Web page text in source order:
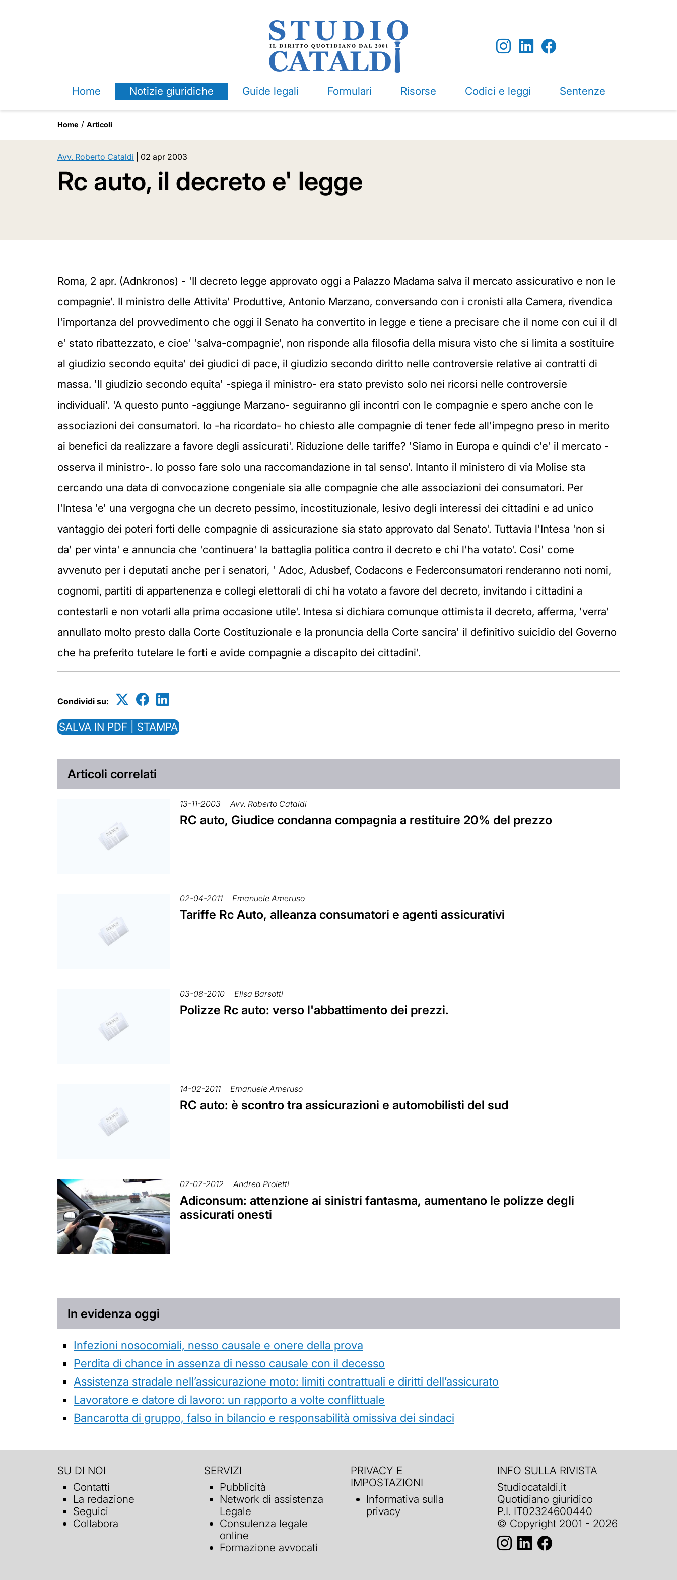
Home Notizie giuridiche Guide legali Formulari Risorse Codici e leggi Sentenze
Home Articoli
Avv. Roberto Cataldi 02 apr 2003
Rc auto, il decreto e' legge
Roma, 2 apr. (Adnkronos) - 'Il decreto legge approvato oggi a Palazzo Madama salva il mercato assicurativo e non le
compagnie'. Il ministro delle Attivita' Produttive, Antonio Marzano, conversando con i cronisti alla Camera, rivendica
l'importanza del provvedimento che oggi il Senato ha convertito in legge e tiene a precisare che il nome con cui il dl
e' stato ribattezzato, e cioe' 'salva-compagnie', non risponde alla filosofia della misura visto che si limita a sostituire
al giudizio secondo equita' dei giudici di pace, il giudizio secondo diritto nelle controversie relative ai contratti di
massa. 'Il giudizio secondo equita' -spiega il ministro- era stato previsto solo nei ricorsi nelle controversie
individuali'. 'A questo punto -aggiunge Marzano- seguiranno gli incontri con le compagnie e spero anche con le
associazioni dei consumatori. Io -ha ricordato- ho chiesto alle compagnie di tener fede all'impegno preso in merito
ai benefici da realizzare a favore degli assicurati'. Riduzione delle tariffe? 'Siamo in Europa e quindi c'e' il mercato -
osserva il ministro-. Io posso fare solo una raccomandazione in tal senso'. Intanto il ministero di via Molise sta
cercando una data di convocazione congeniale sia alle compagnie che alle associazioni dei consumatori. Per
l'Intesa 'e' una vergogna che un decreto pessimo, incostituzionale, lesivo degli interessi dei cittadini e ad unico
vantaggio dei poteri forti delle compagnie di assicurazione sia stato approvato dal Senato'. Tuttavia l'Intesa 'non si
da' per vinta' e annuncia che 'continuera' la battaglia politica contro il decreto e chi l'ha votato'. Cosi' come
avvenuto per i deputati anche per i senatori, ' Adoc, Adusbef, Codacons e Federconsumatori renderanno noti nomi,
cognomi, partiti di appartenenza e collegi elettorali di chi ha votato a favore del decreto, invitando i cittadini a
contestarli e non votarli alla prima occasione utile'. Intesa si dichiara comunque ottimista il decreto, afferma, 'verra'
annullato molto presto dalla Corte Costituzionale e la pronuncia della Corte sancira' il definitivo suicidio del Governo
che ha preferito tutelare le forti e avide compagnie a discapito dei cittadini'.
Condividi su:
SALVA IN PDF | STAMPA
Articoli correlati
13-11-2003 Avv. Roberto Cataldi
RC auto, Giudice condanna compagnia a restituire 20% del prezzo
02-04-2011 Emanuele Ameruso
Tariffe Rc Auto, alleanza consumatori e agenti assicurativi
03-08-2010 Elisa Barsotti
Polizze Rc auto: verso l'abbattimento dei prezzi.
14-02-2011 Emanuele Ameruso
RC auto: è scontro tra assicurazioni e automobilisti del sud
07-07-2012 Andrea Proietti
Adiconsum: attenzione ai sinistri fantasma, aumentano le polizze degli
assicurati onesti
In evidenza oggi
Infezioni nosocomiali, nesso causale e onere della prova
Perdita di chance in assenza di nesso causale con il decesso
Assistenza stradale nell’assicurazione moto: limiti contrattuali e diritti dell’assicurato
Lavoratore e datore di lavoro: un rapporto a volte conflittuale
Bancarotta di gruppo, falso in bilancio e responsabilità omissiva dei sindaci
SU DI NOI
Contatti
La redazione
Seguici
Collabora
SERVIZI
Pubblicità
Network di assistenza
Legale
Consulenza legale
online
Formazione avvocati
PRIVACY E
IMPOSTAZIONI
Informativa sulla
privacy
INFO SULLA RIVISTA
Studiocataldi.it
Quotidiano giuridico
P.I. IT02324600440
© Copyright 2001 - 2026